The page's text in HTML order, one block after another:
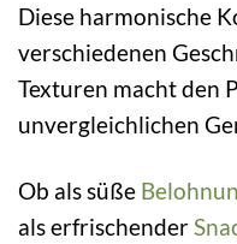
Diese harmonische
verschiedenen
Texturen macht den
unvergleichlichen
Ob als süße
als erfrischender